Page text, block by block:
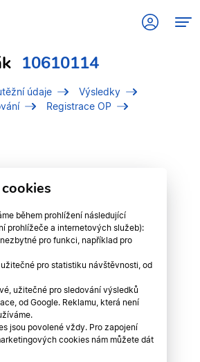
10610114
údaje
Výsledky
Registrace OP
TK ADMIRA
během prohlížení následující
prohlížeče a internetových služeb):
pro funkci, například pro
pro statistiku návštěvnosti, od
užitečné pro sledování výsledků
od Google. Reklamu, která není
jsou povolené vždy. Pro zapojení
cookies nám můžete dát